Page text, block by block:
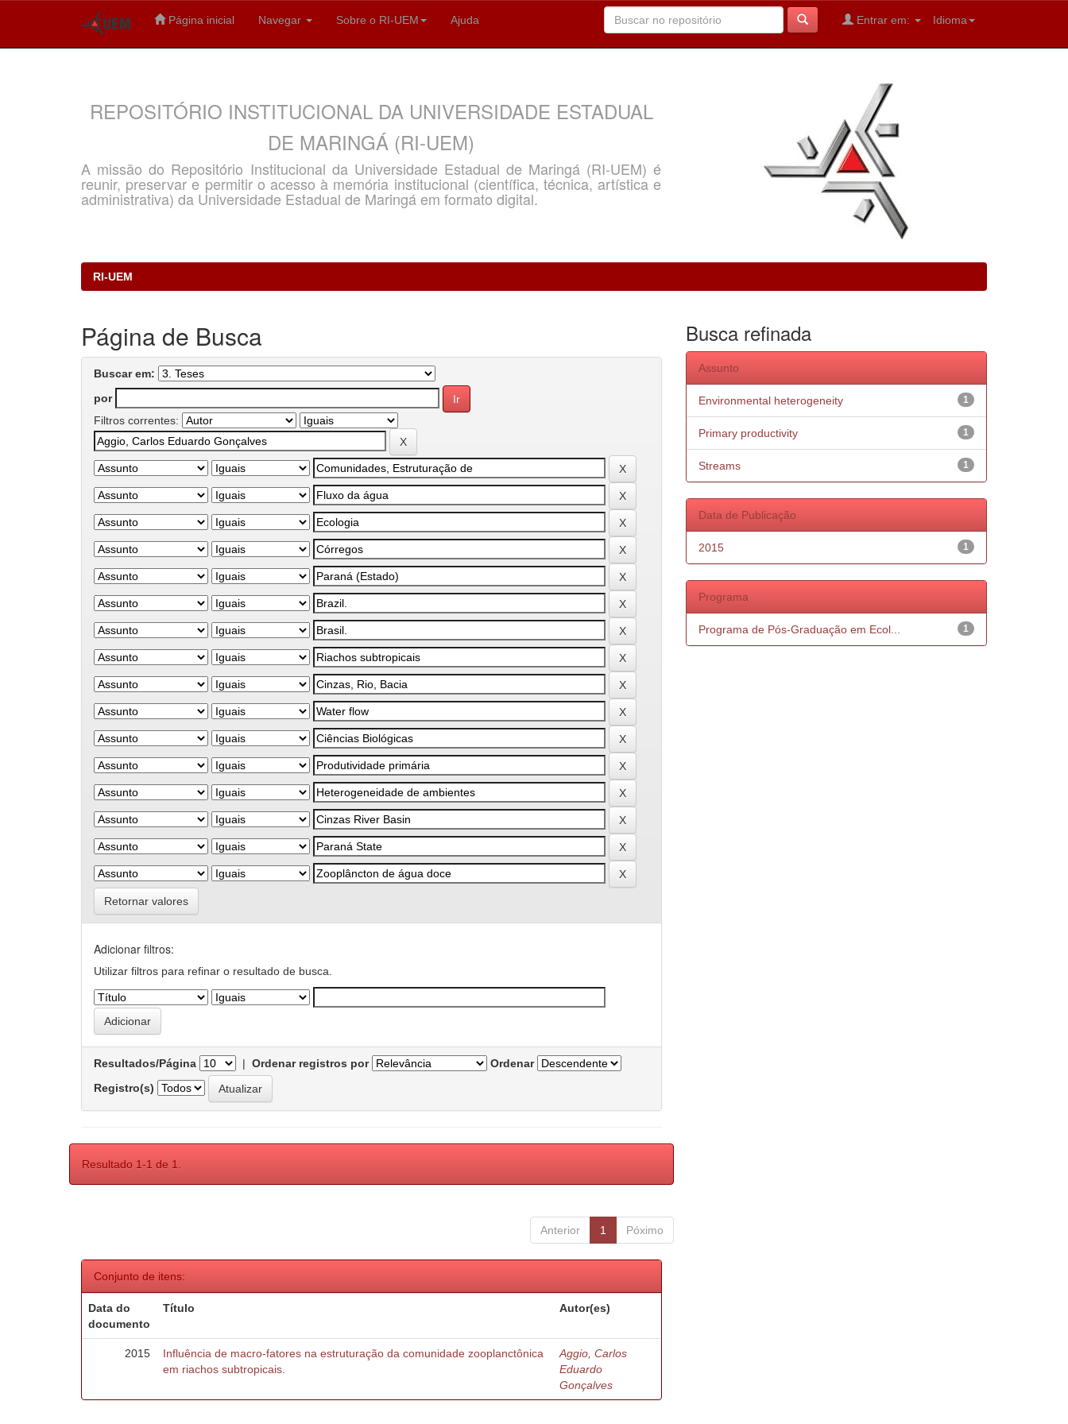
Página inicial Navegar Sobre o RI-UEM Ajuda Idioma
Entrar em:
REPOSITÓRIO INSTITUCIONAL DA UNIVERSIDADE ESTADUAL
DE MARINGÁ (RI-UEM)
A missão do Repositório Institucional da Universidade Estadual de Maringá (RI-UEM) é
reunir, preservar e permitir o acesso à memória institucional (científica, técnica, artística e
administrativa) da Universidade Estadual de Maringá em formato digital.
RI-UEM
Página de Busca
Buscar em:
por
Filtros correntes:
Retornar valores
Adicionar filtros:
Utilizar filtros para refinar o resultado de busca.
Resultados/Página | Ordenar registros por
Ordenar
Registro(s)
Resultado 1-1 de 1.
Anterior 1 Póximo
Conjunto de itens:
Data do
documento
Título Autor(es)
2015
Influência de macro-fatores na estruturação da comunidade zooplanctônica
em riachos subtropicais.
Aggio, Carlos
Eduardo
Gonçalves
Busca refinada
Assunto
1
Environmental heterogeneity
1
Primary productivity
1
Streams
Data de Publicação
1
2015
Programa
1
Programa de Pós-Graduação em Ecol...